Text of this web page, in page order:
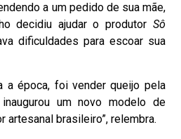
a um pedido de sua mãe,
decidiu ajudar o produtor Sô
dificuldades para escoar sua
a época, foi vender queijo pela
um novo modelo de
artesanal brasileiro”, relembra.